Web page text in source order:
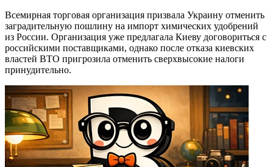
Всемирная торговая организация призвала Украину отменить
заградительную пошлину на импорт химических удобрений
из России. Организация уже предлагала Киеву договориться с
российскими поставщиками, однако после отказа киевских
властей ВТО пригрозила отменить сверхвысокие налоги
принудительно.